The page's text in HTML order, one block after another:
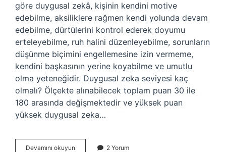
göre duygusal zekâ, kişinin kendini motive
edebilme, aksiliklere rağmen kendi yolunda devam
edebilme, dürtülerini kontrol ederek doyumu
erteleyebilme, ruh halini düzenleyebilme, sorunların
düşünme biçimini engellemesine izin vermeme,
kendini başkasının yerine koyabilme ve umutlu
olma yeteneğidir. Duygusal zeka seviyesi kaç
olmalı? Ölçekte alınabilecek toplam puan 30 ile
180 arasında değişmektedir ve yüksek puan
yüksek duygusal zeka…
Devamını okuyun Duygusal
2 Yorum